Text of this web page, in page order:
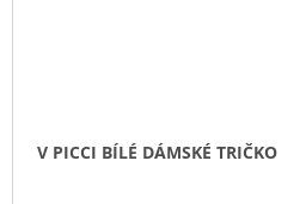
V PICCI BÍLÉ DÁMSKÉ TRIČKO